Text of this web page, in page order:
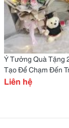
Ý Tưởng Quà Tặng
Tạo Để Chạm Đến
Khách Hàng
Liên hệ